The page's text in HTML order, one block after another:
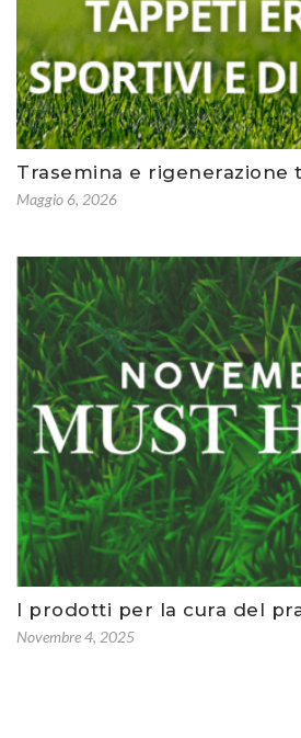
Trasemina e rigenerazione
Maggio 6, 2026
I prodotti per la cura del
Novembre 4, 2025